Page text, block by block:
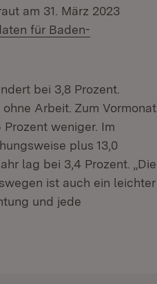
am 31. März 2023
für Baden-
bei 3,8 Prozent.
Arbeit. Zum Vormonat
weniger. Im
plus 13,0
lag bei 3,4 Prozent. „Die
ist auch ein leichter
und jede